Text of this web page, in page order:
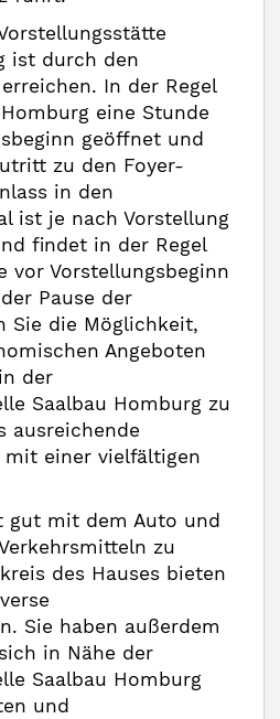
ist durch den
In der Regel
eine Stunde
geöffnet und
zu den Foyer-
in den
ist je nach Vorstellung
findet in der Regel
vor Vorstellungsbeginn
Pause der
Sie die Möglichkeit,
Angeboten
der
Saalbau Homburg zu
ausreichende
mit einer vielfältigen
gut mit dem Auto und
zu
des Hauses bieten
Sie haben außerdem
in Nähe der
Saalbau Homburg
und